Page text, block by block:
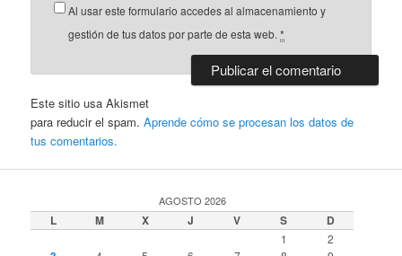
Al usar este formulario accedes al almacenamiento y
gestión de tus datos por parte de esta web.*
Este sitio usa Akismet
para reducir el spam.Aprende cómo se procesan los datos de
tus comentarios.
AGOSTO 2026
L M X J V S D
1 2